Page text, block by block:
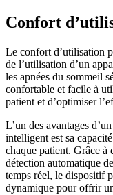
Confort
Le confort d’utilisation
de l’utilisation d’un
les apnées du sommeil
confortable et facile à
patient et d’optimiser
L’un des avantages
intelligent est sa
chaque patient. Grâce à
détection automatique
temps réel, le dispositif
dynamique pour offrir